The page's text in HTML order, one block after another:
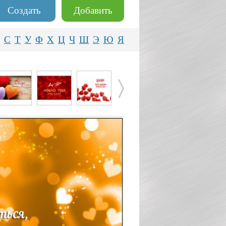
Добавить
Создать
С Т У Ф Х Ц Ч Ш Э Ю Я